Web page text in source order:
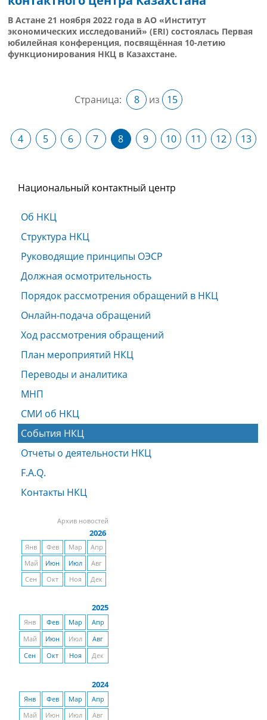
В Астане 21 ноября 2022 года в АО «Институт
экономических исследований» (ERI) состоялась Первая
юбилейная конференция, посвящённая 10-летию
функционирования НКЦ в Казахстане.
Страница: 8 из 15
4 5 6 7 8 9 10 11 12 13
Национальный контактный центр
Об НКЦ
Структура НКЦ
Руководящие принципы ОЭСР
Должная осмотрительность
Порядок рассмотрения обращений в НКЦ
Онлайн-подача обращений
Ход рассмотрения обращений
План мероприятий НКЦ
Переводы и аналитика
МНП
СМИ об НКЦ
События НКЦ
Отчеты о деятельности НКЦ
F.A.Q.
Контакты НКЦ
Архив новостей
2026
Янв Фев Мар
Апр
Май
Июн Июл
Авг
Сен
Окт Ноя Дек
2025
Янв Фев Мар
Апр
Май
Июн Июл
Авг
Сен
Окт Ноя Дек
2024
Янв Фев Мар
Апр
Май
Июн Июл
Авг